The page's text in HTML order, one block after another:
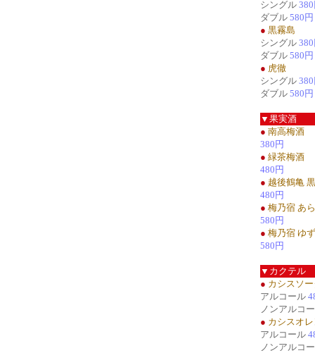
シングル
ダブル 580円
● 黒霧島
シングル
ダブル 580円
● 虎徹
シングル
ダブル 580円
▼果実酒
● 南高梅酒
380円
● 緑茶梅酒
480円
● 越後鶴亀
480円
● 梅乃宿 あ
580円
● 梅乃宿 ゆ
580円
▼カクテル
● カシスソ
アルコール
ノンアルコ
● カシスオ
アルコール
ノンアルコ